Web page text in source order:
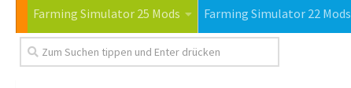
Farming Simulator 25 Mods Farming Simulator 22 Mods